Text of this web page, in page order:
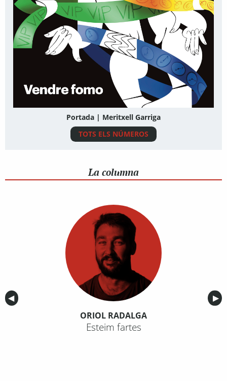
Portada | Meritxell Garriga
TOTS ELS NÚMEROS
La columna
Anterior
◀︎ ▶︎
ORIOL RADALGA
Esteim fartes